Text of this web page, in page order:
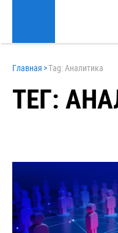
Главная >Tag: Аналитика
ТЕГ: